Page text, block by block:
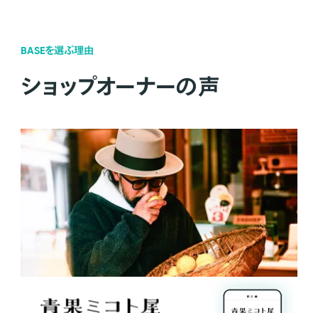
BASEを選ぶ理由
ショップオーナーの声